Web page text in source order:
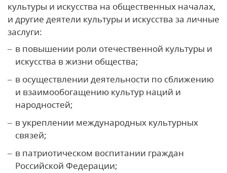
культуры и искусства на общественных началах,
и другие деятели культуры и искусства за личные
заслуги:
в повышении роли отечественной культуры и
искусства в жизни общества;
в осуществлении деятельности по сближению
и взаимообогащению культур наций и
народностей;
в укреплении международных культурных
связей;
в патриотическом воспитании граждан
Российской Федерации;